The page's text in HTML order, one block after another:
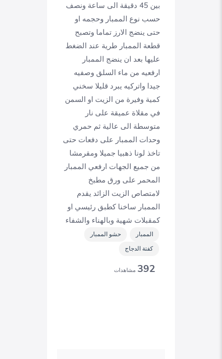
بين 45 دقيقة الى ساعة ونصف
حسب نوع الممبار وحجمه او
حتى ينضج الارز تماما وتصبح
قطعة الممبار طرية عند الضغط
عليها بعد ان ينضج الممبار
ارفعيه من ماء السلق وصفيه
جيدا واتركيه يبرد قليلا سخني
كمية وفيرة من الزيت او السمن
في مقلاة عميقة على نار
متوسطة الى عالية ثم حمري
وحدات الممبار على دفعات حتى
تاخذ لونا ذهبيا جميلا ومقرمشا
من جميع الجهات ارفعي الممبار
المحمر على ورق مطبخ
لامتصاص الزيت الزائد يقدم
الممبار ساخنا كطبق رئيسي او
كمقبلات شهية وبالهناء والشفاء
الممبار
حشو الممبار
كفتة الدجاج
392 مشاهدات